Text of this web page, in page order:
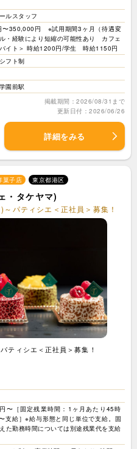
ルスタッフ
〜350,000円 ※試用期間3ヶ月（待遇変
・経験により短縮の可能性あり カフェ
イト＞ 時給1200円/学生 時給1150円
フト制
園前駅
掲載期間：2026/08/31まで
更新日付：2026/06/26
詳細をみる
菓子店 東京都港区
・タケヤマ)
パティシエ＜正社員＞募集！
ティシエ＜正社員＞募集！
〜［固定残業時間：1ヶ月あたり45時
支給］※給与形態と同じ単位で支給。固
た勤務時間については別途残業代を支給